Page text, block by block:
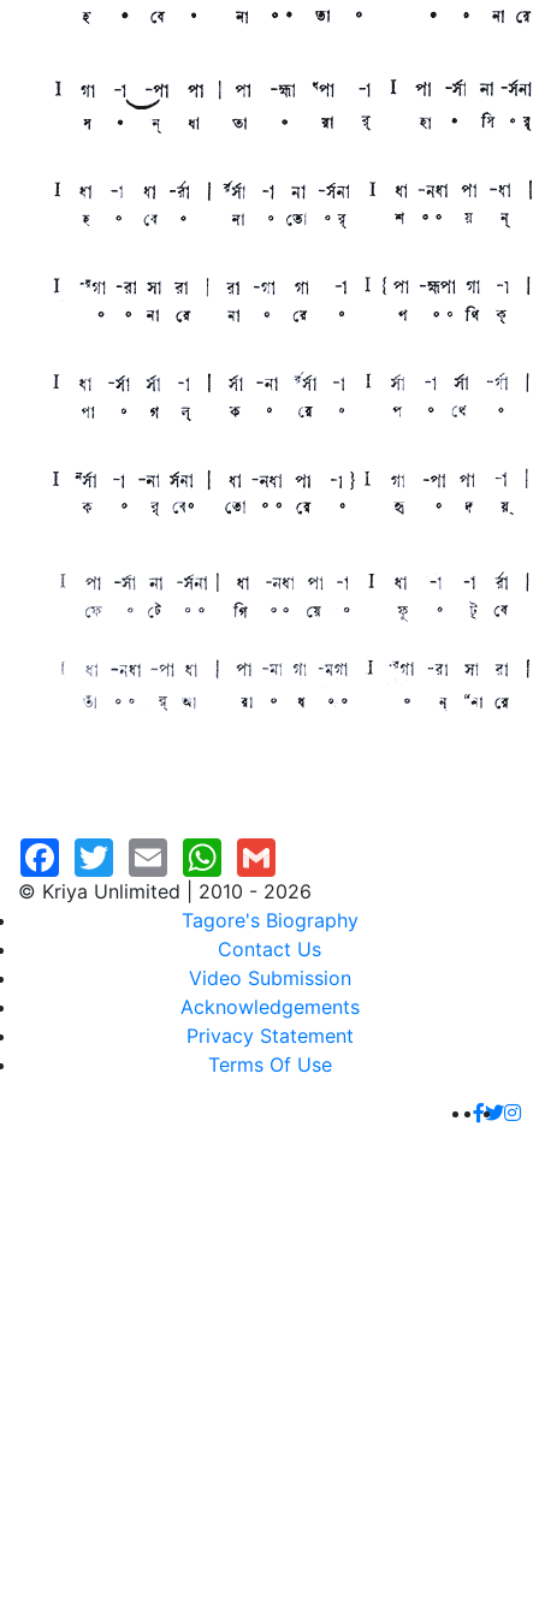
© Kriya Unlimited | 2010 - 2026
Tagore's Biography
Contact Us
Video Submission
Acknowledgements
Privacy Statement
Terms Of Use